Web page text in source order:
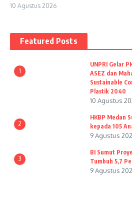
10 Agustus 2026
Featured Posts
1
UNPRI Gelar
ASEZ dan
Sustainable
Plastik 2040
10 Agustus
2
HKBP Medan
kepada 105
9 Agustus
3
BI Sumut
Tumbuh 5,7
9 Agustus